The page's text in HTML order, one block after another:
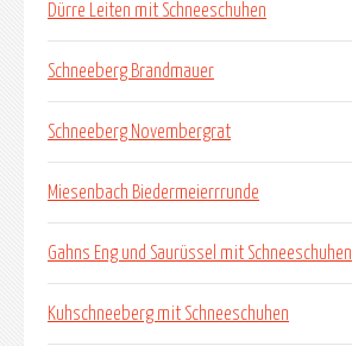
Dürre Leiten mit Schneeschuhen
Schneeberg Brandmauer
Schneeberg Novembergrat
Miesenbach Biedermeierrrunde
Gahns Eng und Saurüssel mit Schneeschuhen
Kuhschneeberg mit Schneeschuhen